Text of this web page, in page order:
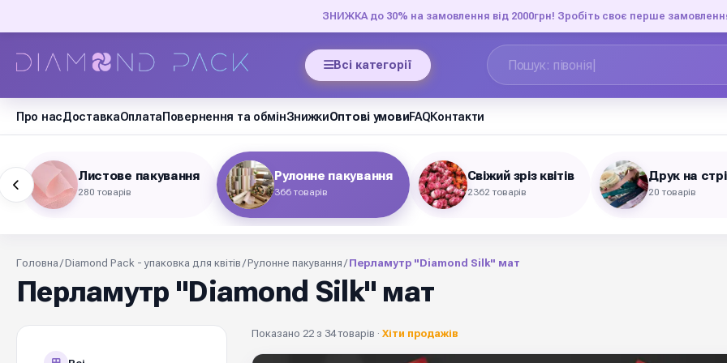
ЗНИЖКА до 30% на замовлення від 2000грн! Зробіть своє перше
Всі категорії
Про насДоставкаОплатаПовернення та обмінЗнижкиОптові умовиFAQКонтакти
Листове пакування
280 товарів
Рулонне пакування
366 товарів
Свіжий зріз квітів
2362 товарів
Друк на
20 товарів
Головна /Diamond Pack - упаковка для квітів /Рулонне пакування / Перламутр "Diamond Silk" мат
Перламутр "Diamond Silk" мат
Показано 22 з 34 товарів · Хіти продажів